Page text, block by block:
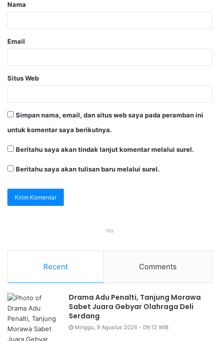
Nama
Email
Situs Web
Simpan nama, email, dan situs web saya pada peramban ini
untuk komentar saya berikutnya.
Beritahu saya akan tindak lanjut komentar melalui surel.
Beritahu saya akan tulisan baru melalui surel.
tes
Recent Comments
Drama Adu Penalti, Tanjung Morawa
Sabet Juara Gebyar Olahraga Deli
Serdang
Minggu, 9 Agustus 2026 - 09:12 WIB